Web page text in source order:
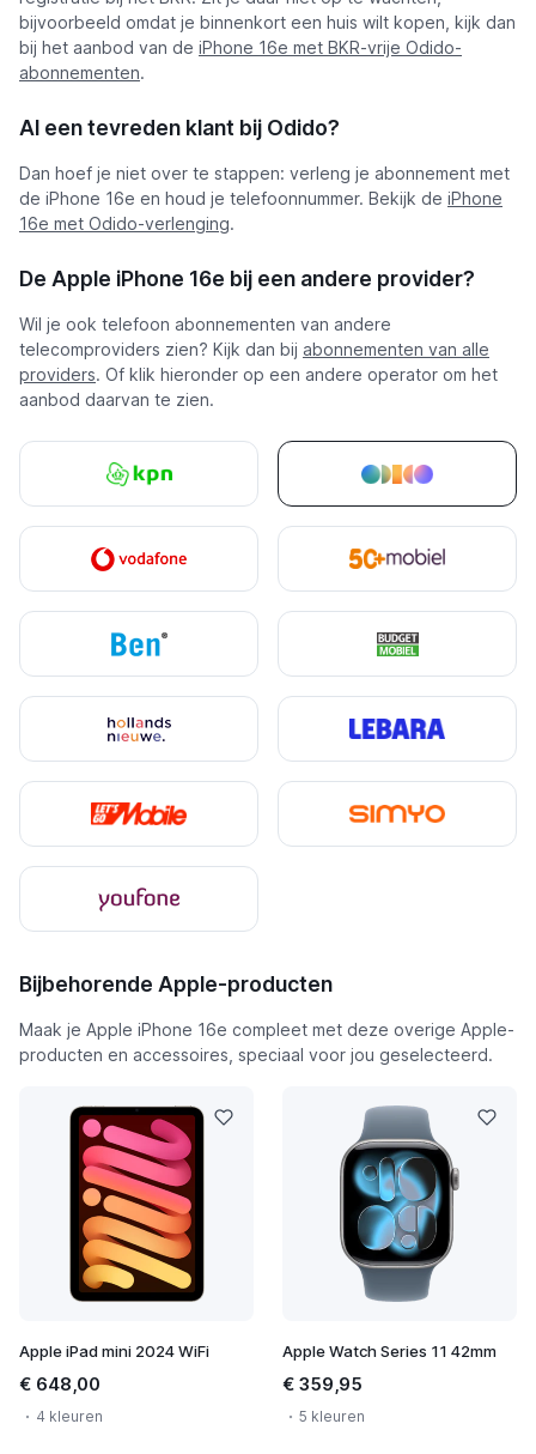
bijvoorbeeld omdat je binnenkort een huis wilt kopen, kijk dan
bij het aanbod van de iPhone 16e met BKR-vrije Odido-
abonnementen.
Al een tevreden klant bij Odido?
Dan hoef je niet over te stappen: verleng je abonnement met
de iPhone 16e en houd je telefoonnummer. Bekijk de iPhone
16e met Odido-verlenging.
De Apple iPhone 16e bij een andere provider?
Wil je ook telefoon abonnementen van andere
telecomproviders zien? Kijk dan bij abonnementen van alle
providers. Of klik hieronder op een andere operator om het
aanbod daarvan te zien.
Bijbehorende Apple-producten
Maak je Apple iPhone 16e compleet met deze overige Apple-
producten en accessoires, speciaal voor jou geselecteerd.
Apple iPad mini 2024 WiFi
€ 648,00
4 kleuren
Apple Watch Series 11 42mm
€ 359,95
5 kleuren